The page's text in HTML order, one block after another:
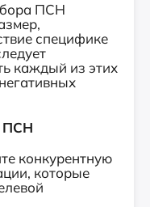
ПСН
специфике
каждый из этих
ПСН
конкурентную
которые